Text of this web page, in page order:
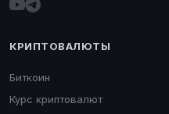
КРИПТОВАЛЮТЫ
Биткоин
Курс криптовалют